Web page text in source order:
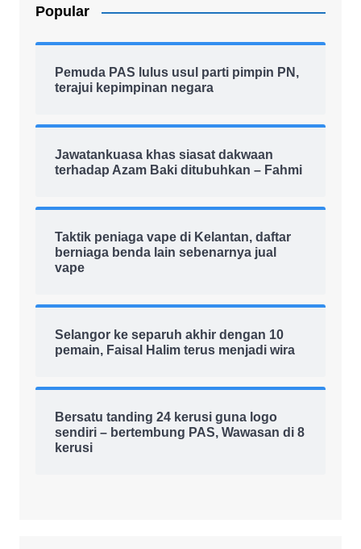
Popular
Pemuda PAS lulus usul parti pimpin PN,
terajui kepimpinan negara
Jawatankuasa khas siasat dakwaan
terhadap Azam Baki ditubuhkan – Fahmi
Taktik peniaga vape di Kelantan, daftar
berniaga benda lain sebenarnya jual
vape
Selangor ke separuh akhir dengan 10
pemain, Faisal Halim terus menjadi wira
Bersatu tanding 24 kerusi guna logo
sendiri – bertembung PAS, Wawasan di 8
kerusi